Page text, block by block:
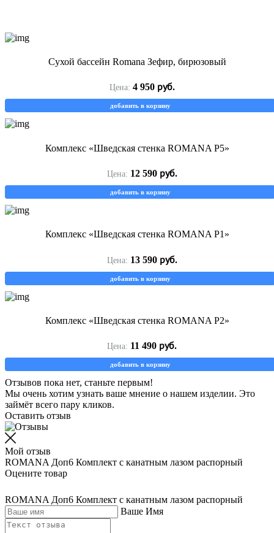
Сухой бассейн Romana Зефир, бирюзовый
Цена: 4 950 руб.
добавить в корзину
Комплекс «Шведская стенка ROMANA Р5»
Цена: 12 590 руб.
добавить в корзину
Комплекс «Шведская стенка ROMANA Р1»
Цена: 13 590 руб.
добавить в корзину
Комплекс «Шведская стенка ROMANA Р2»
Цена: 11 490 руб.
добавить в корзину
Отзывов пока нет, станьте первым!
Мы очень хотим узнать ваше мнение о нашем изделии. Это
займёт всего пару кликов.
Оставить отзыв
Мой отзыв
ROMANA Доп6 Комплект с канатным лазом распорный
Оцените товар
ROMANA Доп6 Комплект с канатным лазом распорный
Ваше Имя